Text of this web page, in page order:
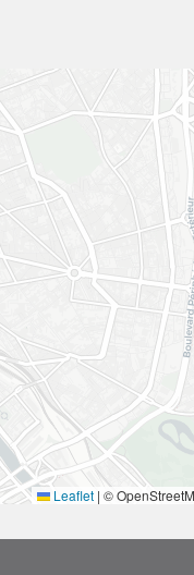
Leaflet | ©